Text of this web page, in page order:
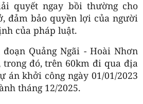
quyết ngay bồi thường cho
đảm bảo quyền lợi của người
của pháp luật.
Quảng Ngãi - Hoài Nhơn
trong đó, trên 60km đi qua địa
án khởi công ngày 01/01/2023
tháng 12/2025.